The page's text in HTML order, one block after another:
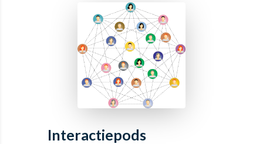
Interactiepods